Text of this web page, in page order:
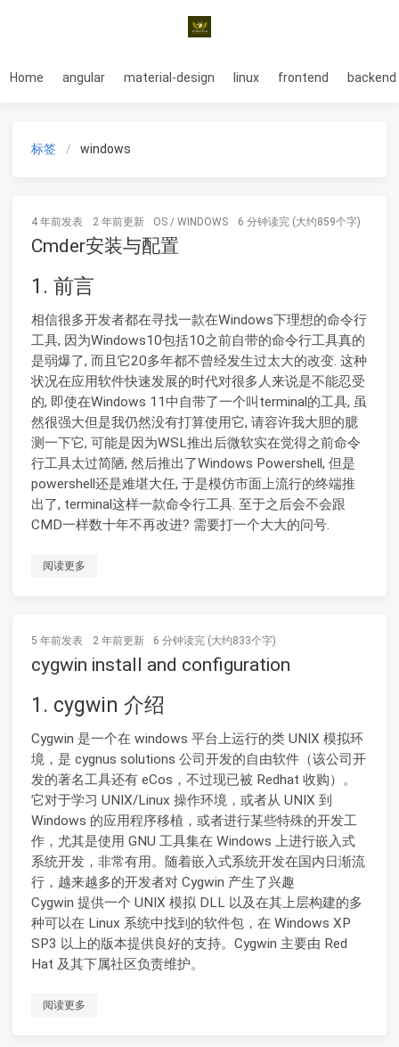
Home angular material-design linux frontend backend
标签 windows
4 年前发表 2 年前更新 OS / WINDOWS 6 分钟读完 (大约859个字)
Cmder安装与配置
1. 前言
相信很多开发者都在寻找一款在Windows下理想的命令行
工具, 因为Windows10包括10之前自带的命令行工具真的
是弱爆了, 而且它20多年都不曾经发生过太大的改变. 这种
状况在应用软件快速发展的时代对很多人来说是不能忍受
的, 即使在Windows 11中自带了一个叫terminal的工具, 虽
然很强大但是我仍然没有打算使用它, 请容许我大胆的臆
测一下它, 可能是因为WSL推出后微软实在觉得之前命令
行工具太过简陋, 然后推出了Windows Powershell, 但是
powershell还是难堪大任, 于是模仿市面上流行的终端推
出了, terminal这样一款命令行工具. 至于之后会不会跟
CMD一样数十年不再改进? 需要打一个大大的问号.
阅读更多
5 年前发表 2 年前更新 6 分钟读完 (大约833个字)
cygwin install and configuration
1. cygwin 介绍
Cygwin 是一个在 windows 平台上运行的类 UNIX 模拟环
境，是 cygnus solutions 公司开发的自由软件（该公司开
发的著名工具还有 eCos，不过现已被 Redhat 收购）。
它对于学习 UNIX/Linux 操作环境，或者从 UNIX 到
Windows 的应用程序移植，或者进行某些特殊的开发工
作，尤其是使用 GNU 工具集在 Windows 上进行嵌入式
系统开发，非常有用。随着嵌入式系统开发在国内日渐流
行，越来越多的开发者对 Cygwin 产生了兴趣
Cygwin 提供一个 UNIX 模拟 DLL 以及在其上层构建的多
种可以在 Linux 系统中找到的软件包，在 Windows XP
SP3 以上的版本提供良好的支持。Cygwin 主要由 Red
Hat 及其下属社区负责维护。
阅读更多